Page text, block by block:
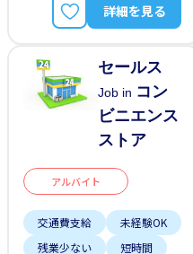
詳細を見る
セールス
Job in コン
ビニエンス
ストア
アルバイト
交通費支給
未経験OK
残業少ない
短時間